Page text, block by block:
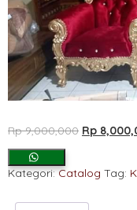
Rp9,000,000 Harga
Rp
Rp
Kategori:Catalog Tag: